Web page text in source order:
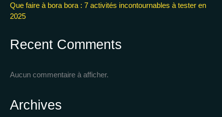
Que faire à bora bora : 7 activités incontournables à tester en
2025
Recent Comments
Aucun commentaire à afficher.
Archives